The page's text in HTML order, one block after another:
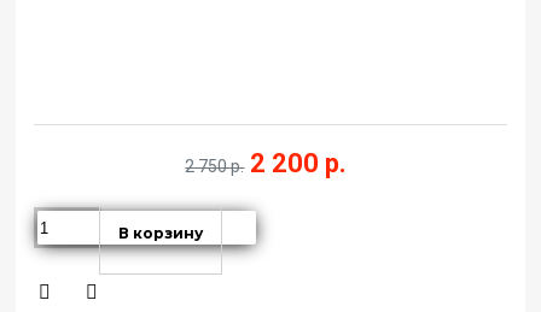
2 750 р. 2 200 р.
В корзину